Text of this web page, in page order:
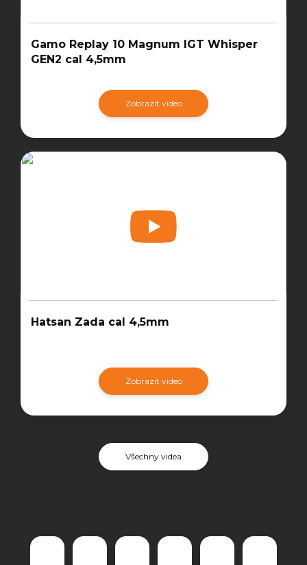
Gamo Replay 10 Magnum IGT Whisper
GEN2 cal 4,5mm
Zobrazit video
Hatsan Zada cal 4,5mm
Zobrazit video
Všechny videa